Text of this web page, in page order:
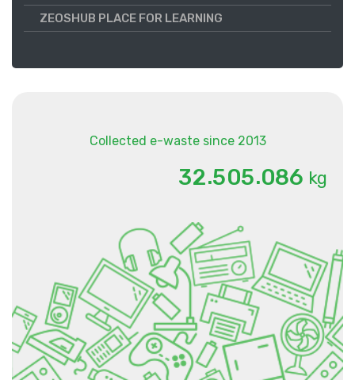
ZEOSHUB PLACE FOR LEARNING
Collected e-waste since 2013
32.505.086 kg